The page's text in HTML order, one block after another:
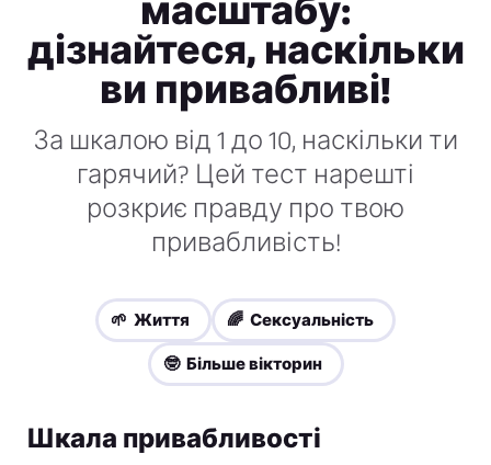
масштабу:
дізнайтеся, наскільки
ви привабливі!
За шкалою від 1 до 10, наскільки ти
гарячий? Цей тест нарешті
розкриє правду про твою
привабливість!
🌱 Життя 🌈 Сексуальність
🤓 Більше вікторин
Шкала привабливості